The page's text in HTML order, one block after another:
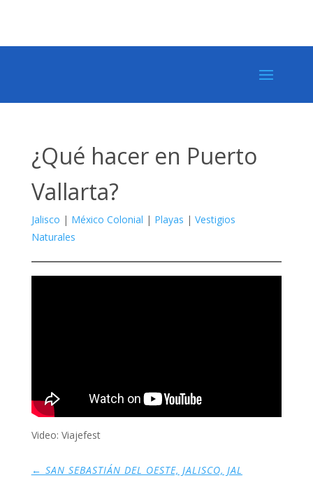
¿Qué hacer en Puerto
Vallarta?
Jalisco | México Colonial | Playas | Vestigios
Naturales
Video: Viajefest
← SAN SEBASTIÁN DEL OESTE, JALISCO, JAL